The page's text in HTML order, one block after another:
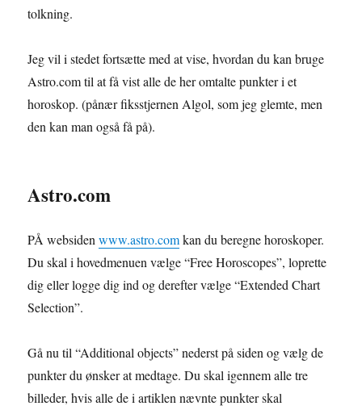
tolkning.
Jeg vil i stedet fortsætte med at vise, hvordan du kan bruge
Astro.com til at få vist alle de her omtalte punkter i et
horoskop. (pånær fiksstjernen Algol, som jeg glemte, men
den kan man også få på).
Astro.com
PÅ websidenwww.astro.comkan du beregne horoskoper.
Du skal i hovedmenuen vælge “Free Horoscopes”, loprette
dig eller logge dig ind og derefter vælge “Extended Chart
Selection”.
Gå nu til “Additional objects” nederst på siden og vælg de
punkter du ønsker at medtage. Du skal igennem alle tre
billeder, hvis alle de i artiklen nævnte punkter skal